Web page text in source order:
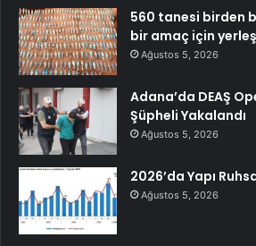
560 tanesi birden
bir amaç için
Ağustos 5, 2026
Adana’da DEAŞ
Şüpheli Yakalandı
Ağustos 5, 2026
2026’da Yapı
Ağustos 5, 2026